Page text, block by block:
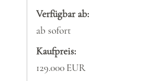
Verfügbar ab:
ab sofort
Kaufpreis:
129.000 EUR